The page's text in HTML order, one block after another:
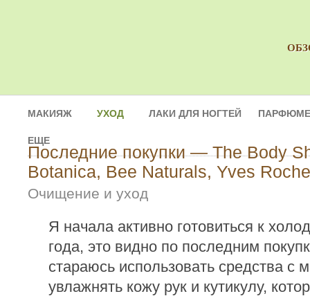
МАКИЯЖ УХОД ЛАКИ ДЛЯ НОГТЕЙ
ЕЩЕ
Последние покупки — The Body
Botanica, Bee Naturals, Yves
Очищение и уход
Я начала активно готовиться к
года, это видно по последним
стараюсь использовать средства с
увлажнять кожу рук и кутикулу,